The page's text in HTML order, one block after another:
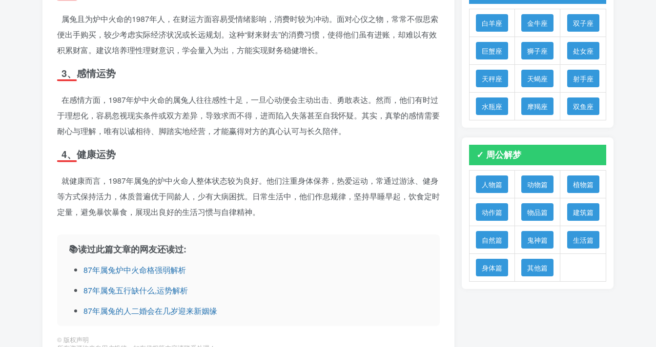
属兔且为炉中火命的1987年人，在财运方面容易受情绪影响，消费时较为冲动。面对心仪之物，常常不假思索
便出手购买，较少考虑实际经济状况或长远规划。这种“财来财去”的消费习惯，使得他们虽有进账，却难以有效
积累财富。建议培养理性理财意识，学会量入为出，方能实现财务稳健增长。
3、感情运势
在感情方面，1987年炉中火命的属兔人往往感性十足，一旦心动便会主动出击、勇敢表达。然而，他们有时过
于理想化，容易忽视现实条件或双方差异，导致求而不得，进而陷入失落甚至自我怀疑。其实，真挚的感情需要
耐心与理解，唯有以诚相待、脚踏实地经营，才能赢得对方的真心认可与长久陪伴。
4、健康运势
就健康而言，1987年属兔的炉中火命人整体状态较为良好。他们注重身体保养，热爱运动，常通过游泳、健身
等方式保持活力，体质普遍优于同龄人，少有大病困扰。日常生活中，他们作息规律，坚持早睡早起，饮食定时
定量，避免暴饮暴食，展现出良好的生活习惯与自律精神。
📚读过此篇文章的网友还读过:
87年属兔炉中火命格强弱解析
87年属兔五行缺什么,运势解析
87年属兔的人二婚会在几岁迎来新姻缘
© 版权声明
白羊座 金牛座 双子座
巨蟹座 狮子座 处女座
天秤座 天蝎座 射手座
水瓶座 摩羯座 双鱼座
✓ 周公解梦
人物篇 动物篇 植物篇
动作篇 物品篇 建筑篇
自然篇 鬼神篇 生活篇
身体篇 其他篇